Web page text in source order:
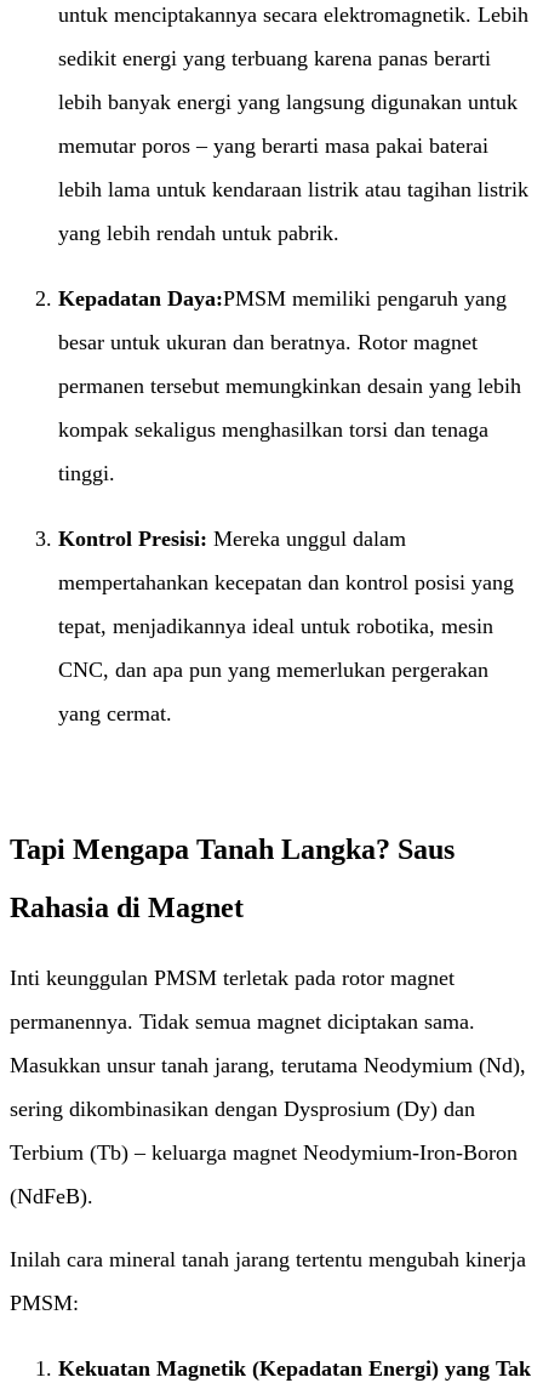
untuk menciptakannya secara elektromagnetik. Lebih
sedikit energi yang terbuang karena panas berarti
lebih banyak energi yang langsung digunakan untuk
memutar poros – yang berarti masa pakai baterai
lebih lama untuk kendaraan listrik atau tagihan listrik
yang lebih rendah untuk pabrik.
Kepadatan Daya:​PMSM memiliki pengaruh yang
besar untuk ukuran dan beratnya. Rotor magnet
permanen tersebut memungkinkan desain yang lebih
kompak sekaligus menghasilkan torsi dan tenaga
tinggi.
Kontrol Presisi:​ ​ Mereka unggul dalam
mempertahankan kecepatan dan kontrol posisi yang
tepat, menjadikannya ideal untuk robotika, mesin
CNC, dan apa pun yang memerlukan pergerakan
yang cermat.
Tapi Mengapa Tanah Langka? Saus
Rahasia di Magnet
Inti keunggulan PMSM terletak pada rotor magnet
permanennya. Tidak semua magnet diciptakan sama.
Masukkan unsur tanah jarang, terutama Neodymium (Nd),
sering dikombinasikan dengan Dysprosium (Dy) dan
Terbium (Tb) – keluarga magnet Neodymium-Iron-Boron
(NdFeB).
Inilah cara mineral tanah jarang tertentu mengubah kinerja
PMSM:
Kekuatan Magnetik (Kepadatan Energi) yang Tak